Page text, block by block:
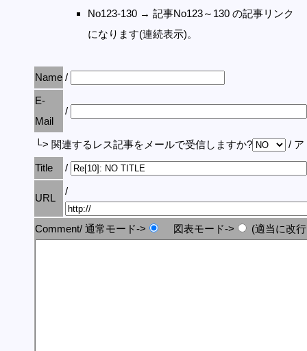
No123-130 → 記事No123～130 の記事リンク
になります(連続表示)。
Name /
E-
Mail
/
└> 関連するレス記事をメールで受信しますか?
/ ア
Title
/
URL
/
Comment/ 通常モード-> 図表モード-> (適当に改